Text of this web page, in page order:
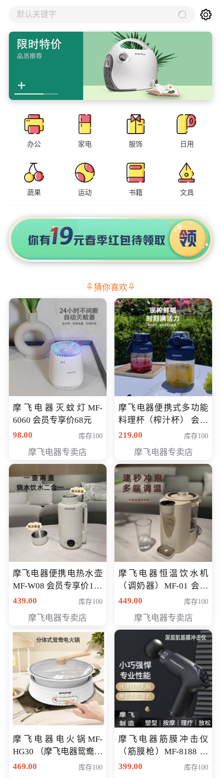
默认关键字
办公 家电 服饰 日用
蔬果 运动 书籍 文具
猜你喜欢
摩飞电器灭蚊灯MF-
6060 会员专享价68元
98.00
库存100
摩飞电器专卖店
摩飞电器便携式多功能
料理杯（榨汁杯） 会员
专享价118元
219.00 库存100
摩飞电器专卖店
摩飞电器便携电热水壶
MF-W08 会员专享价198
元
439.00 库存100
摩飞电器专卖店
摩飞电器恒温饮水机
（调奶器）MF-01 会员
专享价366元
449.00 库存100
摩飞电器专卖店
摩飞电器电火锅MF-
HG30 （摩飞电器鸳鸯锅
MF-HG30 ） 会员专享价
469.00 库存100
摩飞电器筋膜冲击仪
（筋膜枪）MF-8188 会
员专享价268元
399.00 库存100